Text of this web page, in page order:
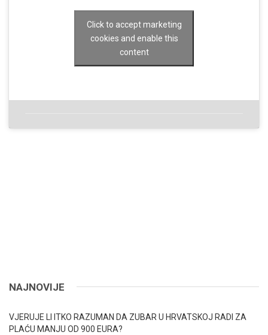
Click to accept marketing
cookies and enable this
content
NAJNOVIJE
VJERUJE LI ITKO RAZUMAN DA ZUBAR U HRVATSKOJ RADI ZA
PLAĆU MANJU OD 900 EURA?